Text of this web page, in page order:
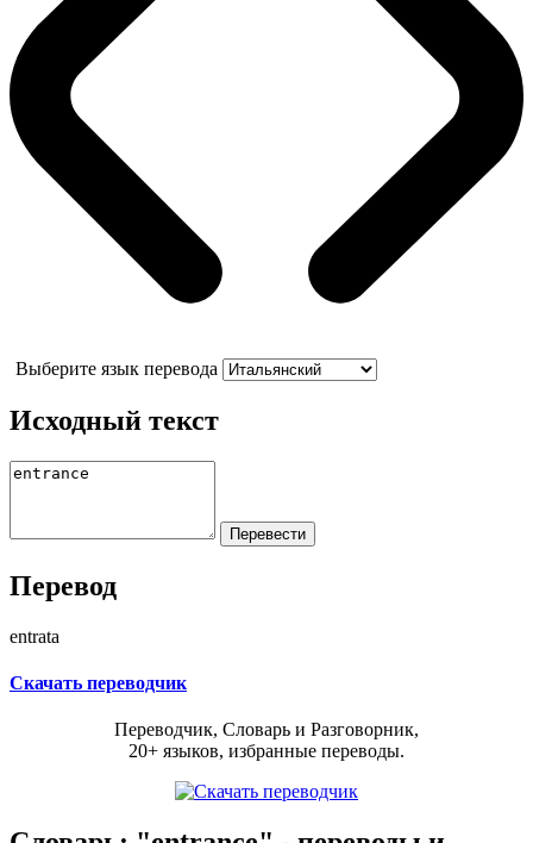
Выберите язык перевода
Исходный текст
Перевод
entrata
Скачать переводчик
Переводчик, Словарь и Разговорник,
20+ языков, избранные переводы.